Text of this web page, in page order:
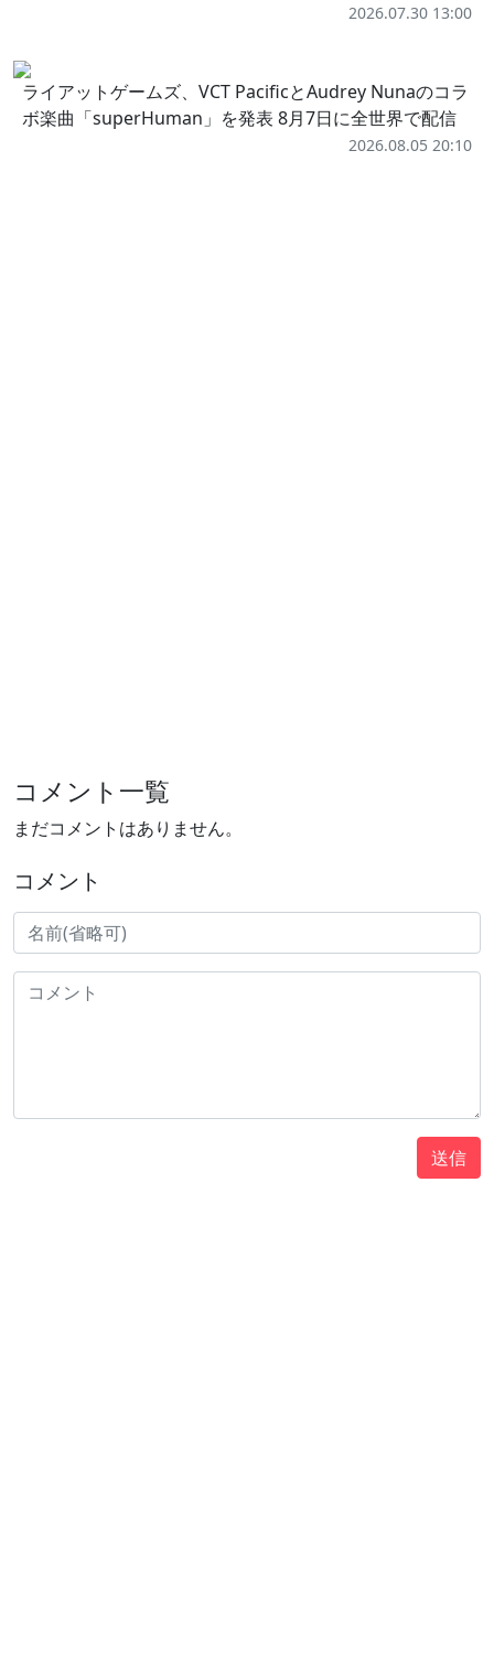
2026.07.30 13:00
ライアットゲームズ、VCT PacificとAudrey Nunaのコラ
ボ楽曲「superHuman」を発表 8月7日に全世界で配信
2026.08.05 20:10
コメント一覧
まだコメントはありません。
コメント
送信